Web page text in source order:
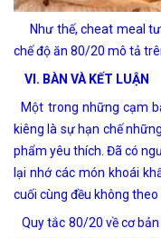
Như thế, cheat meal
chế độ ăn 80/20 mô tả
VI. BÀN VÀ KẾT LUẬN
Một trong những cạm
kiêng là sự hạn chế
phẩm yêu thích. Đã có
lại nhớ các món khoái
cuối cùng đều không
Quy tắc 80/20 về cơ